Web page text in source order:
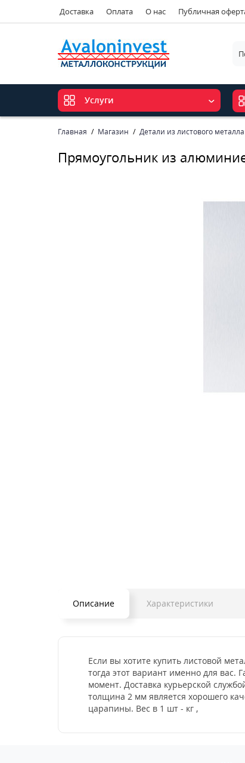
Доставка Оплата О нас Публичная
Услуги
Главная Магазин Детали из листового металла
Прямоугольник из
Описание Характеристики
Если вы хотите купить листовой
тогда этот вариант именно для вас.
момент. Доставка курьерской
толщина 2 мм является хорошего
царапины. Вес в 1 шт - кг ,